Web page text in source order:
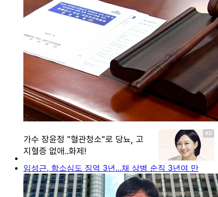
임성근, 항소심도 징역 3년…채 상병 순직 3년여 만